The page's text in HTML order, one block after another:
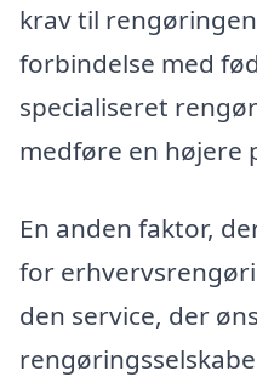
krav til
forbindelse med
specialiseret
medføre en højere
En anden faktor,
for
den service, der